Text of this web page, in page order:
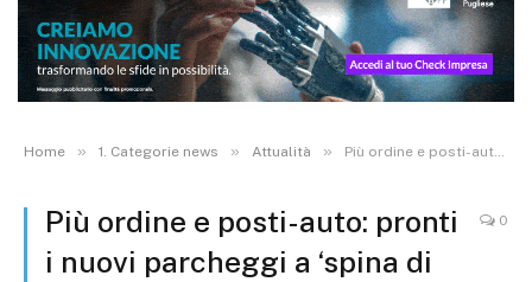
Home » 1. Categorie news » Attualità » Più ordine e posti-auto: pronti i nuovi parcheggi a ‘spina di pesce’ in via Mazzini
Più ordine e posti-auto: pronti
i nuovi parcheggi a ‘spina di
0